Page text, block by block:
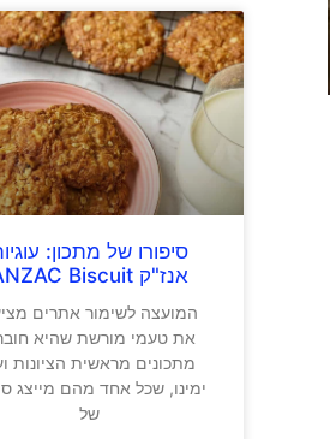
סיפורו של מתכון:
אנז"ק ANZAC Biscuit
המועצה לשימור אתרים
את טעמי מורשת שהיא
מתכונים מראשית הציונות
ימינו, שכל אחד מהם מייצג
של